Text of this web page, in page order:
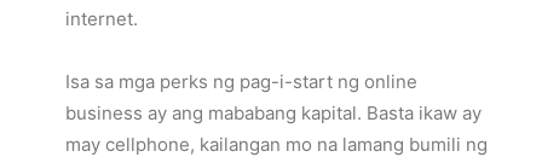
internet.
Isa sa mga perks ng pag-i-start ng online
business ay ang mababang kapital. Basta ikaw ay
may cellphone, kailangan mo na lamang bumili ng